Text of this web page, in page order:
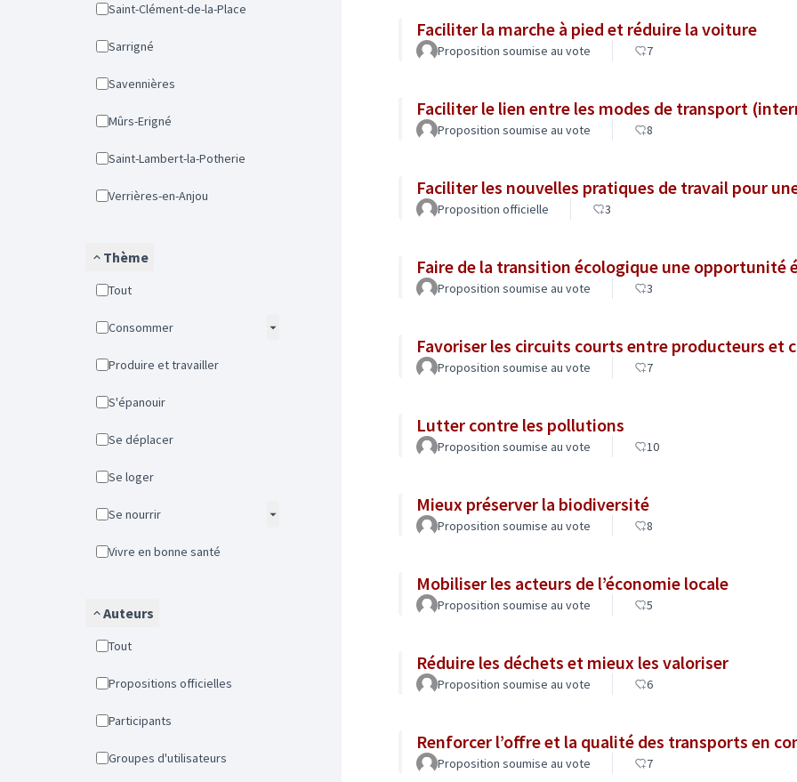
Saint-Clément-de-la-Place
Sarrigné
Savennières
Mûrs-Erigné
Saint-Lambert-la-Potherie
Verrières-en-Anjou
Thème
Tout
Consommer
Produire et travailler
S'épanouir
Se déplacer
Se loger
Se nourrir
Vivre en bonne santé
Auteurs
Tout
Propositions officielles
Participants
Groupes d'utilisateurs
Faciliter la marche à pied et réduire la voiture
Proposition soumise au vote 7
Faciliter le lien entre les modes de transport
Proposition soumise au vote 8
Faciliter les nouvelles pratiques de travail pour
Proposition officielle 3
Faire de la transition écologique une opportunité
Proposition soumise au vote 3
Favoriser les circuits courts entre producteurs et
Proposition soumise au vote 7
Lutter contre les pollutions
Proposition soumise au vote 10
Mieux préserver la biodiversité
Proposition soumise au vote 8
Mobiliser les acteurs de l’économie locale
Proposition soumise au vote 5
Réduire les déchets et mieux les valoriser
Proposition soumise au vote 6
Renforcer l’offre et la qualité des transports en
Proposition soumise au vote 7